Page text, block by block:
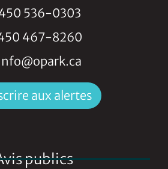
536-0303
467-8260
aux alertes
publics